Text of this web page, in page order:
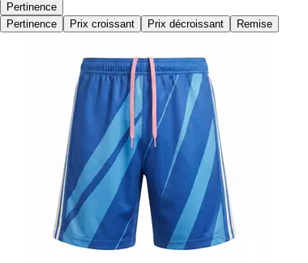
Pertinence
Pertinence
Prix croissant Prix décroissant Remise